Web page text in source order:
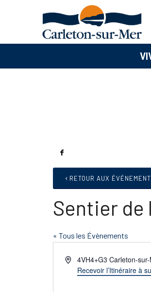
RETOUR AUX
Sentier de
« Tous les Évènements
Adresse4VH4+G3 Carleton-
Recevoir l’Itinéraire à